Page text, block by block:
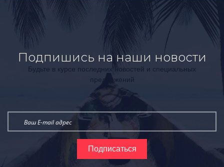
Подпишись на наши новости
Будьте в курсе последних новостей и специальных
предложений
Подписаться